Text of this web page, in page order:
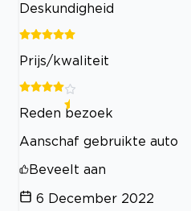
Deskundigheid
Prijs/kwaliteit
Reden bezoek
Aanschaf gebruikte auto
Beveelt aan
6 December 2022